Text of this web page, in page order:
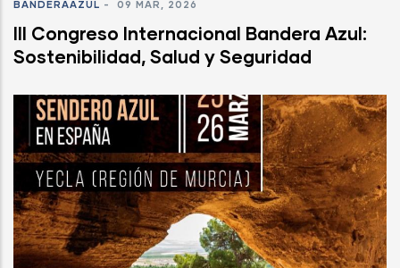
BANDERAAZUL - 09 MAR, 2026
III Congreso Internacional Bandera Azul:
Sostenibilidad, Salud y Seguridad